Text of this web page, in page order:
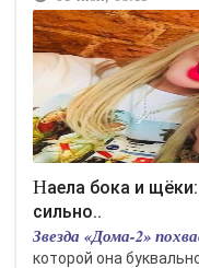
Наела бока и щёки: Пристрастие Пынзарь к салу
сильно..
Звезда «Дома-2»
которой она